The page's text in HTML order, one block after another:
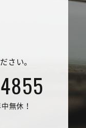
さい。
無休！